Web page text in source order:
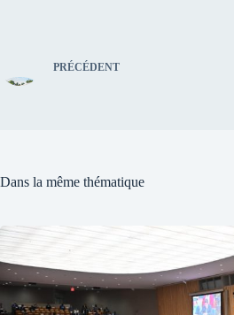
PRÉCÉDENT
Dans la même thématique